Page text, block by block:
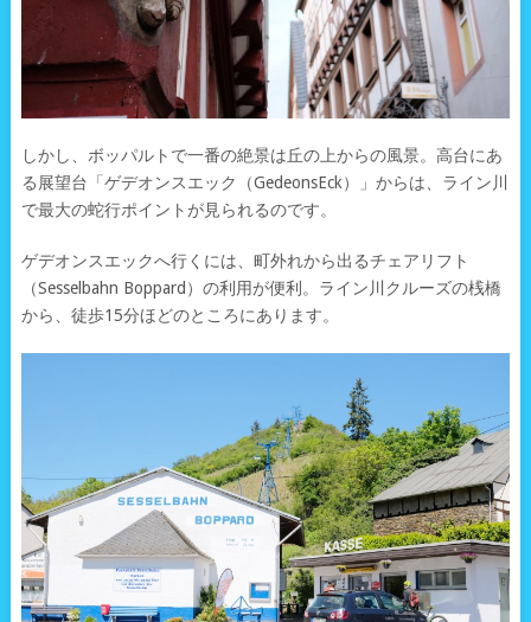
しかし、ボッパルトで一番の絶景は丘の上からの風景。高台にあ
る展望台「ゲデオンスエック（GedeonsEck）」からは、ライン川
で最大の蛇行ポイントが見られるのです。
ゲデオンスエックへ行くには、町外れから出るチェアリフト
（Sesselbahn Boppard）の利用が便利。ライン川クルーズの桟橋
から、徒歩15分ほどのところにあります。